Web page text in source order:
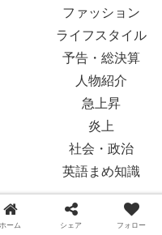
ファッション
ライフスタイル
予告・総決算
人物紹介
急上昇
炎上
社会・政治
英語まめ知識
ホーム シェア フォロー